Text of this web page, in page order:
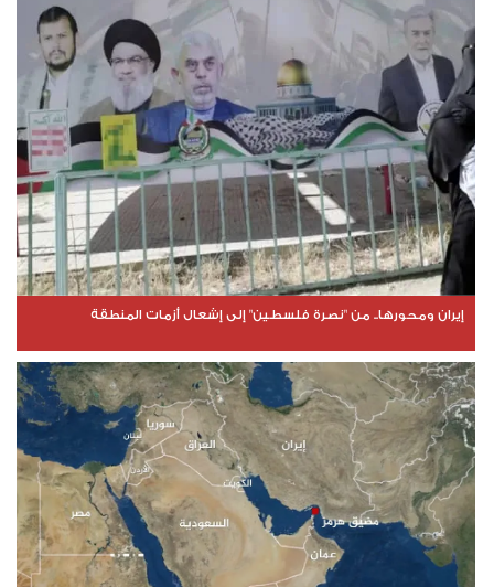
إيران ومحورها.. من "نصرة فلسطين" إلى إشعال أزمات المنطقة